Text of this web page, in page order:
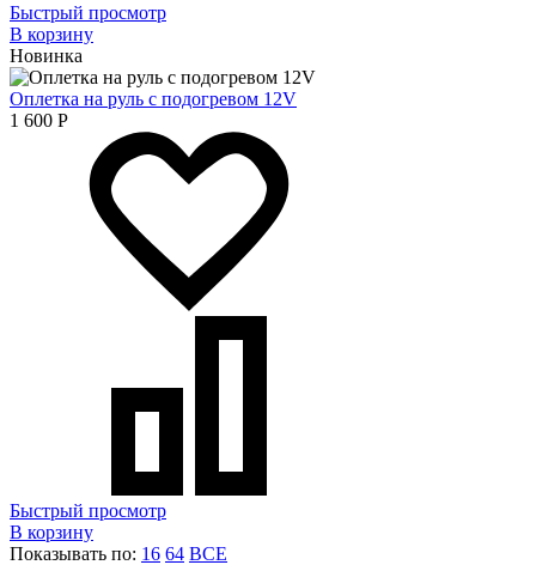
Быстрый просмотр
В корзину
Новинка
Оплетка на руль с подогревом 12V
1 600 Р
Быстрый просмотр
В корзину
Показывать по: 16 64 ВСЕ